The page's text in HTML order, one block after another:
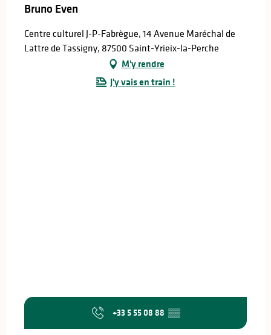
Bruno Even
Centre culturel J-P-Fabrègue, 14 Avenue Maréchal de
Lattre de Tassigny, 87500 Saint-Yrieix-la-Perche
M'y rendre
J'y vais en train !
+33 5 55 08 88 ▒▒